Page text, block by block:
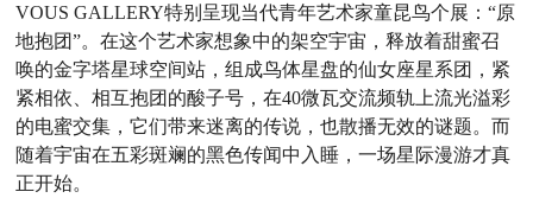
VOUS GALLERY特别呈现当代青年艺术家童昆鸟个展：“原
地抱团”。在这个艺术家想象中的架空宇宙，释放着甜蜜召
唤的金字塔星球空间站，组成鸟体星盘的仙女座星系团，紧
紧相依、相互抱团的酸子号，在40微瓦交流频轨上流光溢彩
的电蜜交集，它们带来迷离的传说，也散播无效的谜题。而
随着宇宙在五彩斑斓的黑色传闻中入睡，一场星际漫游才真
正开始。